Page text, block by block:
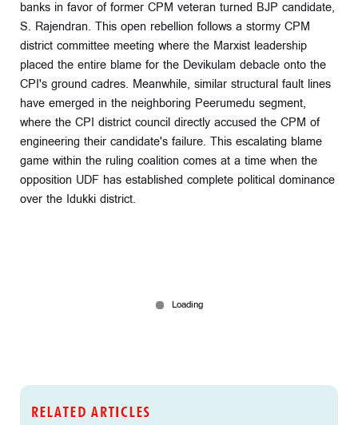
banks in favor of former CPM veteran turned BJP candidate,
S. Rajendran. This open rebellion follows a stormy CPM
district committee meeting where the Marxist leadership
placed the entire blame for the Devikulam debacle onto the
CPI's ground cadres. Meanwhile, similar structural fault lines
have emerged in the neighboring Peerumedu segment,
where the CPI district council directly accused the CPM of
engineering their candidate's failure. This escalating blame
game within the ruling coalition comes at a time when the
opposition UDF has established complete political dominance
over the Idukki district.
RELATED ARTICLES